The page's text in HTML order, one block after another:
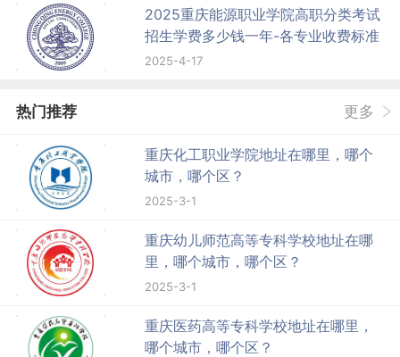
2025重庆能源职业学院高职分类考试
招生学费多少钱一年-各专业收费标准
2025-4-17
热门推荐 更多
重庆化工职业学院地址在哪里，哪个
城市，哪个区？
2025-3-1
重庆幼儿师范高等专科学校地址在哪
里，哪个城市，哪个区？
2025-3-1
重庆医药高等专科学校地址在哪里，
哪个城市，哪个区？